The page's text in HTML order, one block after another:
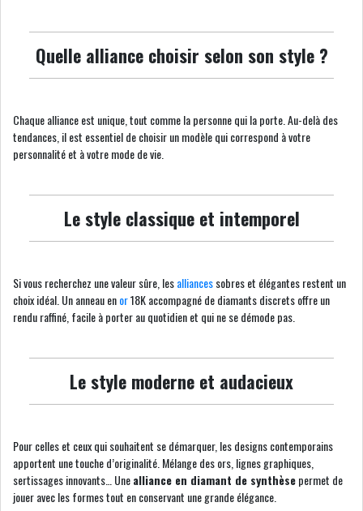
Quelle alliance choisir selon son style ?
Chaque alliance est unique, tout comme la personne qui la porte. Au-delà des
tendances, il est essentiel de choisir un modèle qui correspond à votre
personnalité et à votre mode de vie.
Le style classique et intemporel
Si vous recherchez une valeur sûre, lesalliancessobres et élégantes restent un
choix idéal. Un anneau enor18K accompagné de diamants discrets offre un
rendu raffiné, facile à porter au quotidien et qui ne se démode pas.
Le style moderne et audacieux
Pour celles et ceux qui souhaitent se démarquer, les designs contemporains
apportent une touche d’originalité. Mélange des ors, lignes graphiques,
sertissages innovants… Unealliance en diamant de synthèsepermet de
jouer avec les formes tout en conservant une grande élégance.